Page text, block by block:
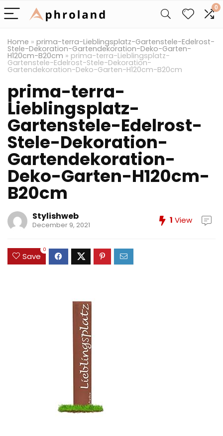
0
Home » prima-terra-Lieblingsplatz-Gartenstele-Edelrost-
Stele-Dekoration-Gartendekoration-Deko-Garten-
H120cm-B20cm » prima-terra-Lieblingsplatz-
Gartenstele-Edelrost-Stele-Dekoration-
Gartendekoration-Deko-Garten-H120cm-B20cm
prima-terra-
Lieblingsplatz-
Gartenstele-Edelrost-
Stele-Dekoration-
Gartendekoration-
Deko-Garten-H120cm-
B20cm
Stylishweb
December 9, 2021 1 View
Save
0